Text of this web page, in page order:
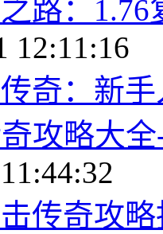
路：
12:11:16
奇：新
攻略大
传奇攻